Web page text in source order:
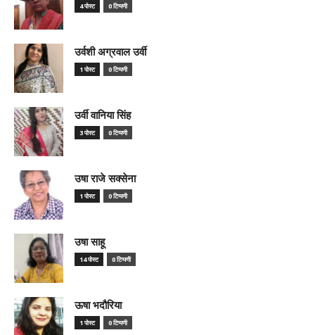
4 पोस्ट 0 टिप्पणी
उर्वशी अग्रवाल उर्वी
1 पोस्ट 0 टिप्पणी
उर्वी वानिया सिंह
3 पोस्ट 0 टिप्पणी
उषा राजे सक्सेना
1 पोस्ट 0 टिप्पणी
उषा साहू
14 पोस्ट 0 टिप्पणी
ऊषा भदौरिया
1 पोस्ट 0 टिप्पणी